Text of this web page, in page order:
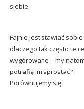
siebie.
Fajnie jest stawiać
dlaczego tak często te
wygórowane – my
potrafią im sprostać?
Porównujemy się.